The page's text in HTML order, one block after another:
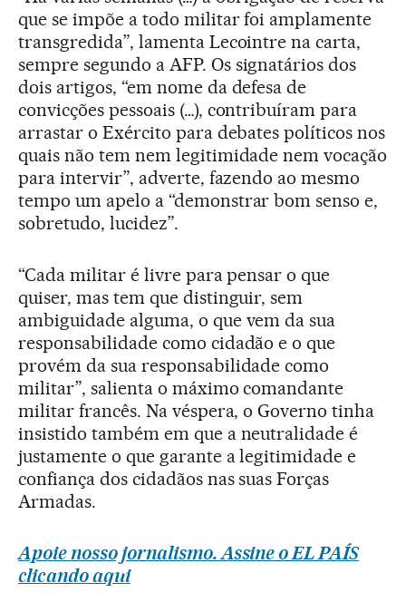
que se impõe a todo militar foi amplamente
transgredida”, lamenta Lecointre na carta,
sempre segundo a AFP. Os signatários dos
dois artigos, “em nome da defesa de
convicções pessoais (…), contribuíram para
arrastar o Exército para debates políticos nos
quais não tem nem legitimidade nem vocação
para intervir”, adverte, fazendo ao mesmo
tempo um apelo a “demonstrar bom senso e,
sobretudo, lucidez”.
“Cada militar é livre para pensar o que
quiser, mas tem que distinguir, sem
ambiguidade alguma, o que vem da sua
responsabilidade como cidadão e o que
provém da sua responsabilidade como
militar”, salienta o máximo comandante
militar francês. Na véspera, o Governo tinha
insistido também em que a neutralidade é
justamente o que garante a legitimidade e
confiança dos cidadãos nas suas Forças
Armadas.
Apoie nosso jornalismo. Assine o EL PAÍS
clicando aqui